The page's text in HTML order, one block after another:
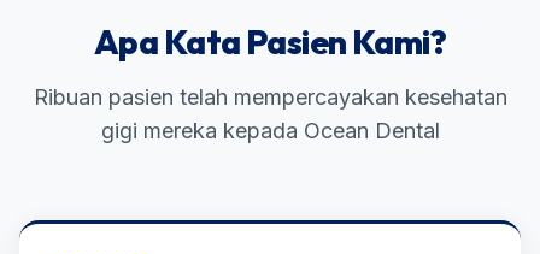
Apa Kata Pasien Kami?
Ribuan pasien telah mempercayakan kesehatan
gigi mereka kepada Ocean Dental